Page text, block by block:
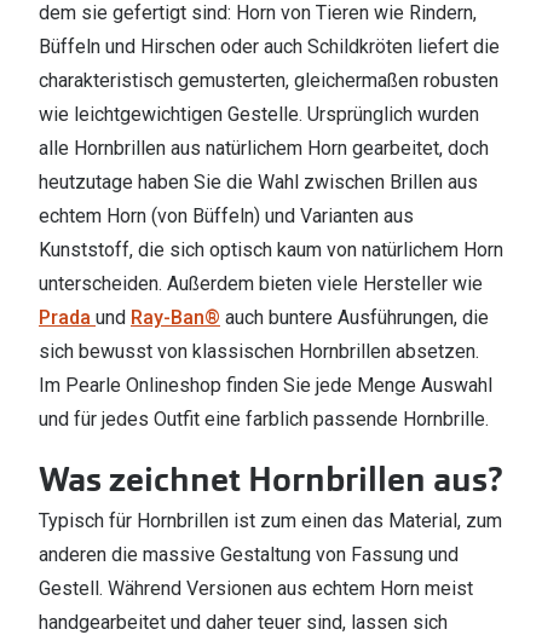
dem sie gefertigt sind: Horn von Tieren wie Rindern,
Büffeln und Hirschen oder auch Schildkröten liefert die
charakteristisch gemusterten, gleichermaßen robusten
wie leichtgewichtigen Gestelle. Ursprünglich wurden
alle Hornbrillen aus natürlichem Horn gearbeitet, doch
heutzutage haben Sie die Wahl zwischen Brillen aus
echtem Horn (von Büffeln) und Varianten aus
Kunststoff, die sich optisch kaum von natürlichem Horn
unterscheiden. Außerdem bieten viele Hersteller wie
Prada und Ray-Ban® auch buntere Ausführungen, die
sich bewusst von klassischen Hornbrillen absetzen.
Im Pearle Onlineshop finden Sie jede Menge Auswahl
und für jedes Outfit eine farblich passende Hornbrille.
Was zeichnet Hornbrillen aus?
Typisch für Hornbrillen ist zum einen das Material, zum
anderen die massive Gestaltung von Fassung und
Gestell. Während Versionen aus echtem Horn meist
handgearbeitet und daher teuer sind, lassen sich